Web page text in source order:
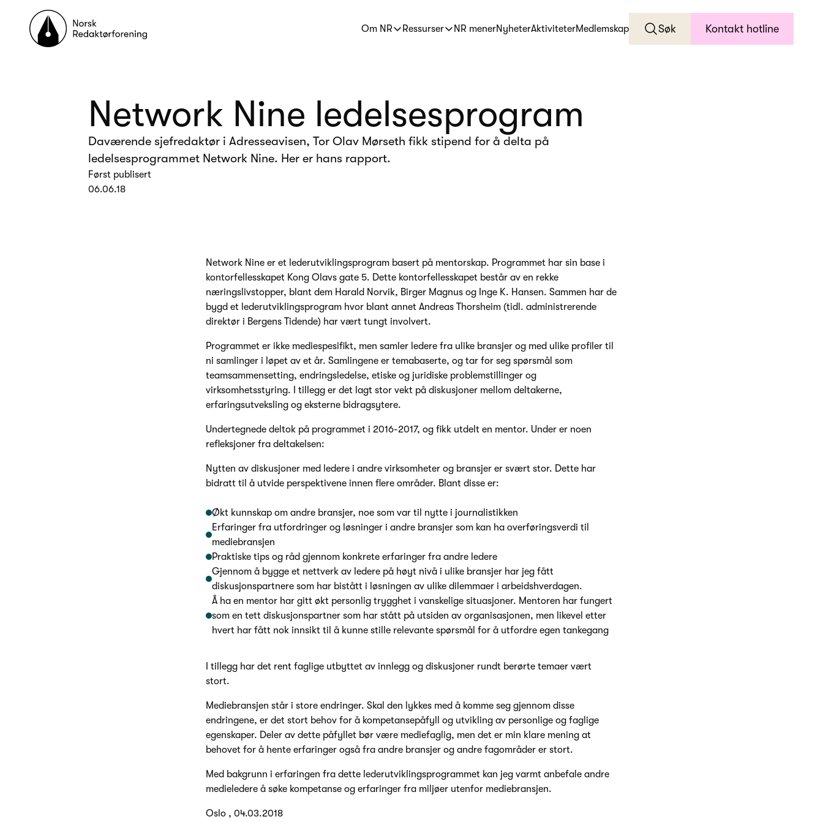
Til forsiden
Om NR
Ressurser NR menerNyheterAktiviteterMedlemskap Søk Kontakt hotline
Network Nine ledelsesprogram
Daværende sjefredaktør i Adresseavisen, Tor Olav Mørseth fikk stipend for å delta på
ledelsesprogrammet Network Nine. Her er hans rapport.
Først publisert
06.06.18
Network Nine er et lederutviklingsprogram basert på mentorskap. Programmet har sin base i
kontorfellesskapet Kong Olavs gate 5. Dette kontorfellesskapet består av en rekke
næringslivstopper, blant dem Harald Norvik, Birger Magnus og Inge K. Hansen. Sammen har de
bygd et lederutviklingsprogram hvor blant annet Andreas Thorsheim (tidl. administrerende
direktør i Bergens Tidende) har vært tungt involvert.
Programmet er ikke mediespesifikt, men samler ledere fra ulike bransjer og med ulike profiler til
ni samlinger i løpet av et år. Samlingene er temabaserte, og tar for seg spørsmål som
teamsammensetting, endringsledelse, etiske og juridiske problemstillinger og
virksomhetsstyring. I tillegg er det lagt stor vekt på diskusjoner mellom deltakerne,
erfaringsutveksling og eksterne bidragsytere.
Undertegnede deltok på programmet i 2016-2017, og fikk utdelt en mentor. Under er noen
refleksjoner fra deltakelsen:
Nytten av diskusjoner med ledere i andre virksomheter og bransjer er svært stor. Dette har
bidratt til å utvide perspektivene innen flere områder. Blant disse er:
Økt kunnskap om andre bransjer, noe som var til nytte i journalistikken
Erfaringer fra utfordringer og løsninger i andre bransjer som kan ha overføringsverdi til
mediebransjen
Praktiske tips og råd gjennom konkrete erfaringer fra andre ledere
Gjennom å bygge et nettverk av ledere på høyt nivå i ulike bransjer har jeg fått
diskusjonspartnere som har bistått i løsningen av ulike dilemmaer i arbeidshverdagen.
Å ha en mentor har gitt økt personlig trygghet i vanskelige situasjoner. Mentoren har fungert
som en tett diskusjonspartner som har stått på utsiden av organisasjonen, men likevel etter
hvert har fått nok innsikt til å kunne stille relevante spørsmål for å utfordre egen tankegang
I tillegg har det rent faglige utbyttet av innlegg og diskusjoner rundt berørte temaer vært
stort.
Mediebransjen står i store endringer. Skal den lykkes med å komme seg gjennom disse
endringene, er det stort behov for å kompetansepåfyll og utvikling av personlige og faglige
egenskaper. Deler av dette påfyllet bør være mediefaglig, men det er min klare mening at
behovet for å hente erfaringer også fra andre bransjer og andre fagområder er stort.
Med bakgrunn i erfaringen fra dette lederutviklingsprogrammet kan jeg varmt anbefale andre
medieledere å søke kompetanse og erfaringer fra miljøer utenfor mediebransjen.
Oslo , 04.03.2018